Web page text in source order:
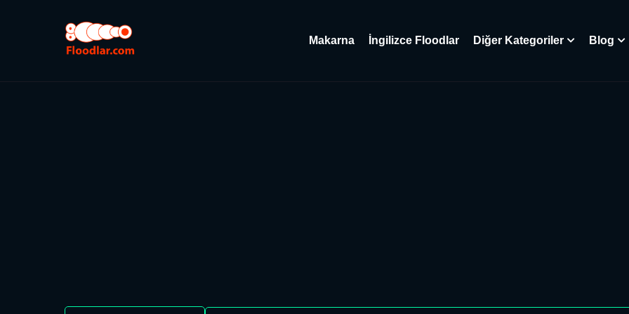
Makarna İngilizce Floodlar Diğer Kategoriler Blog